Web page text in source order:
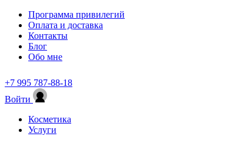
Программа привилегий
Оплата и доставка
Контакты
Блог
Обо мне
+7 995 787-88-18
Войти
Косметика
Услуги